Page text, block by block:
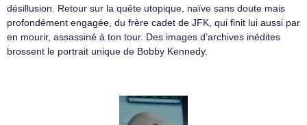
désillusion. Retour sur la quête utopique, naïve sans doute mais
profondément engagée, du frère cadet de JFK, qui finit lui aussi par
en mourir, assassiné à ton tour. Des images d’archives inédites
brossent le portrait unique de Bobby Kennedy.